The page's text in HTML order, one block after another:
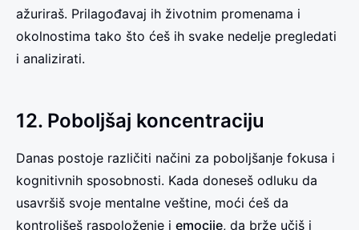
ažuriraš. Prilagođavaj ih životnim promenama i
okolnostima tako što ćeš ih svake nedelje pregledati
i analizirati.
12. Poboljšaj koncentraciju
Danas postoje različiti načini za poboljšanje fokusa i
kognitivnih sposobnosti. Kada doneseš odluku da
usavršiš svoje mentalne veštine, moći ćeš da
kontrolišeš raspoloženje i emocije, da brže učiš i